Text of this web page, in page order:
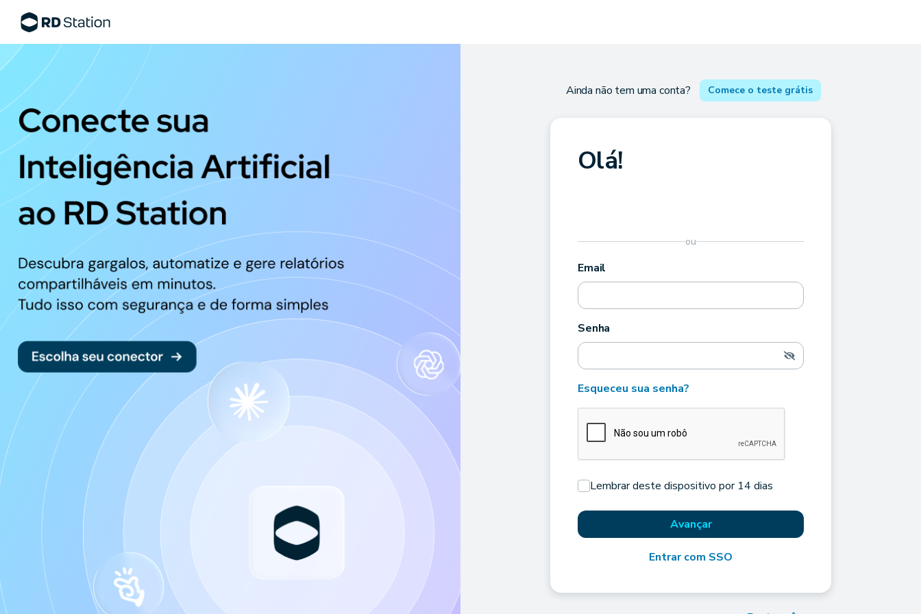
Ainda não tem uma conta? Comece o teste grátis
Olá!
ou
Email
Senha
Esqueceu sua senha?
Lembrar deste dispositivo por 14 dias
Avançar
Entrar com SSO